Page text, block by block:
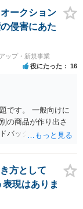
ークション
侵害にあた
ップ・新規事業
役にたった 16
です。 一般向けに
の商品が作り出さ
バッグをポーチに
ません。 商標権者
で、商標権は用い
されます。他方
商品から別の商品
、その商品が仮に
方として
現はありま